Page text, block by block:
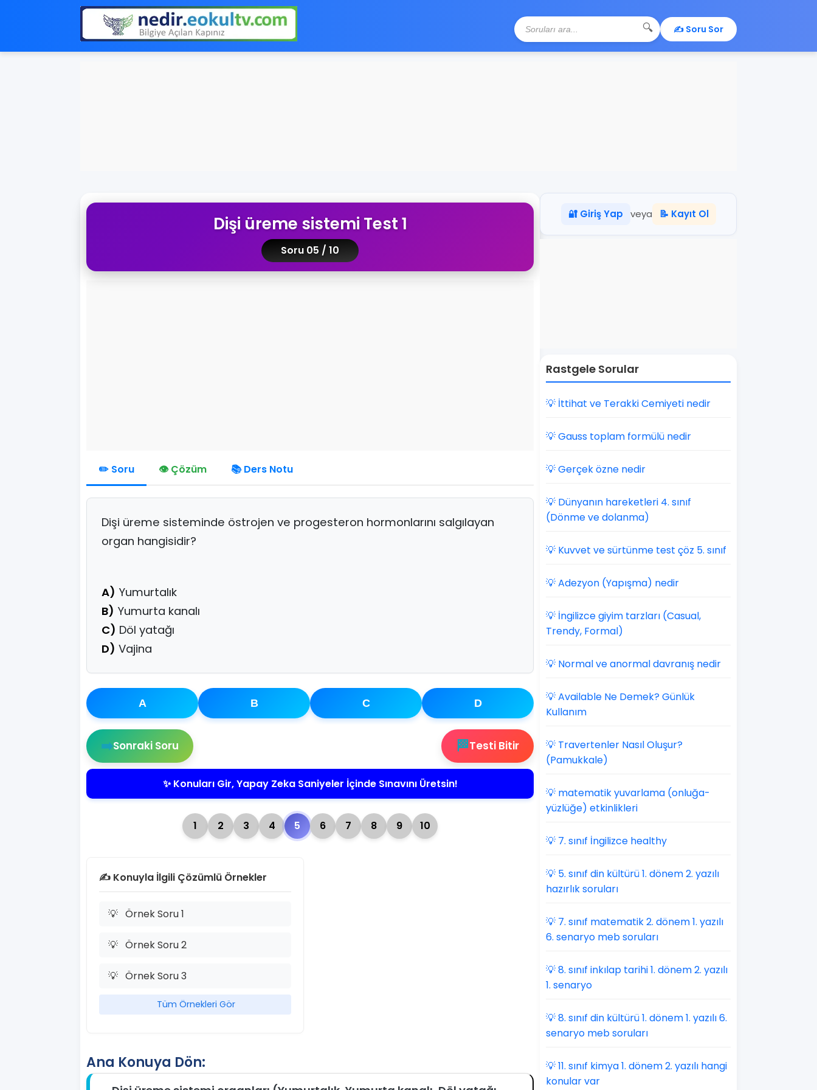
🔍 ✍️ Soru Sor
Dişi üreme sistemi Test 1
Soru 05 / 10
✏️ Soru 👁️ Çözüm 📚 Ders Notu
Dişi üreme sisteminde östrojen ve progesteron hormonlarını salgılayan
organ hangisidir?
A) Yumurtalık
B) Yumurta kanalı
C) Döl yatağı
D) Vajina
A B C D
➡️Sonraki Soru 🏁Testi Bitir
✨ Konuları Gir, Yapay Zeka Saniyeler İçinde Sınavını Üretsin!
1 2 3 4 5 6 7 8 9 10
✍️ Konuyla İlgili Çözümlü Örnekler
💡 Örnek Soru 1
💡 Örnek Soru 2
💡 Örnek Soru 3
Tüm Örnekleri Gör
Ana Konuya Dön:
🔐 Giriş Yap veya 📝 Kayıt Ol
Rastgele Sorular
💡 İttihat ve Terakki Cemiyeti nedir
💡 Gauss toplam formülü nedir
💡 Gerçek özne nedir
💡 Dünyanın hareketleri 4. sınıf
(Dönme ve dolanma)
💡 Kuvvet ve sürtünme test çöz 5. sınıf
💡 Adezyon (Yapışma) nedir
💡 İngilizce giyim tarzları (Casual,
Trendy, Formal)
💡 Normal ve anormal davranış nedir
💡 Available Ne Demek? Günlük
Kullanım
💡 Travertenler Nasıl Oluşur?
(Pamukkale)
💡 matematik yuvarlama (onluğa-
yüzlüğe) etkinlikleri
💡 7. sınıf İngilizce healthy
💡 5. sınıf din kültürü 1. dönem 2. yazılı
hazırlık soruları
💡 7. sınıf matematik 2. dönem 1. yazılı
6. senaryo meb soruları
💡 8. sınıf inkılap tarihi 1. dönem 2. yazılı
1. senaryo
💡 8. sınıf din kültürü 1. dönem 1. yazılı 6.
senaryo meb soruları
💡 11. sınıf kimya 1. dönem 2. yazılı hangi
konular var